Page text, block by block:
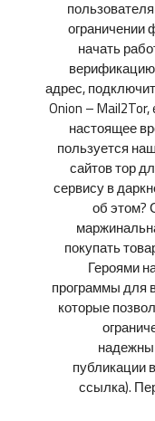
ограничении
начать
адрес,
Onion –
настоящее
пользуется
сайтов тор
сервису в
об этом?
покупать
Героями
программы для
которые
публикации
ссылка).